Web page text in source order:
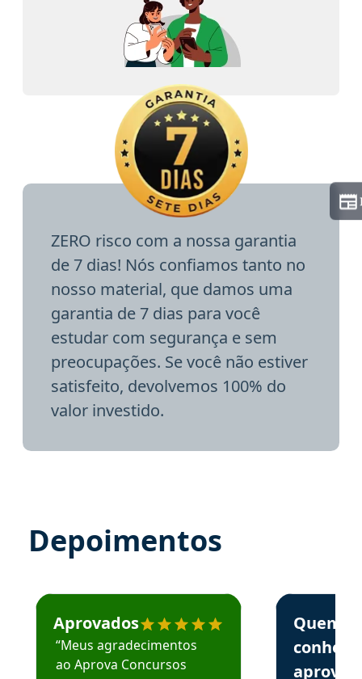
ZERO risco com a nossa garantia
de 7 dias! Nós confiamos tanto no
nosso material, que damos uma
garantia de 7 dias para você
estudar com segurança e sem
preocupações. Se você não estiver
satisfeito, devolvemos 100% do
valor investido.
Depoimentos
Estudante José recomenda o Aprova Concursos em
Aprovados
“Meus agradecimentos
ao Aprova Concursos
Estudante
Quem
aprova